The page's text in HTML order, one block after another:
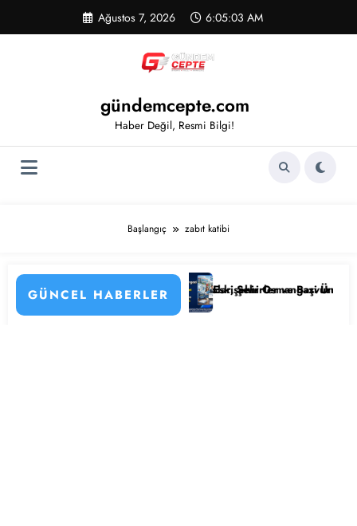
Ağustos 7, 2026 6:05:03 AM
gündemcepte.com
Haber Değil, Resmi Bilgi!
Başlangıç zabıt katibi
GÜNCEL HABERLER
Alımı Başladı! İşte Kadrolar, Şehirler ve Başvuru Detayları
Eskişehir Osmangazi Üniversitesi 203